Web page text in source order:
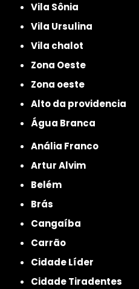
Vila Sônia
Vila Ursulina
Vila chalot
Zona Oeste
Zona oeste
alto da providencia
Água Branca
Anália Franco
Artur Alvim
Belém
Brás
Cangaíba
Carrão
Cidade Líder
Cidade Tiradentes